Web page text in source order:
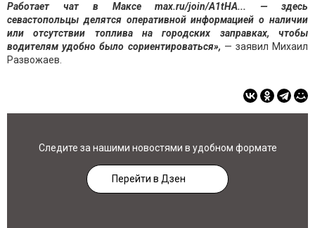
Работает чат в Максе max.ru/join/A1tHA... — здесь
севастопольцы делятся оперативной информацией о наличии
или отсутствии топлива на городских заправках, чтобы
водителям удобно было сориентироваться», — заявил Михаил
Развожаев.
Следите за нашими новостями в удобном формате
Перейти в Дзен